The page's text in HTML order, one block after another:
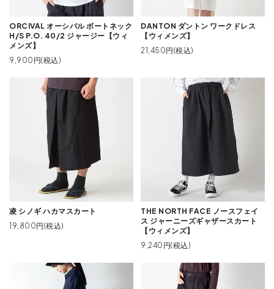
ORCIVAL オーシバル ボートネック
H/S P.O. 40/2 ジャージー【ウィ
メンズ】
9,900円(税込)
DANTON ダントン ワークドレス
【ウィメンズ】
21,450円(税込)
凌 シノギ ハカマスカート
19,800円(税込)
THE NORTH FACE ノースフェイ
ス ジャーニーズギャザースカート
【ウィメンズ】
9,240円(税込)